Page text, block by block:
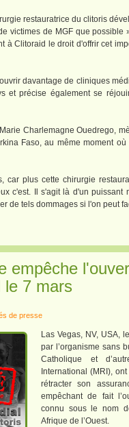
restauratrice du clitoris
victimes de MGF que
à Clitoraid le droit d'offrir cet
davantage de cliniques
et précise également se
Charlemagne Ouedrego,
Faso, au même moment
car plus cette chirurgie
c'est. Il s'agit là d'un
de tels dommages si l'on peut
empêche
le 7 mars
de presse
Las Vegas, NV, USA,
par l’organisme sans
Catholique et
International (MRI),
rétracter son
empêchant de fait
connu sous le nom
Afrique de l’Ouest.